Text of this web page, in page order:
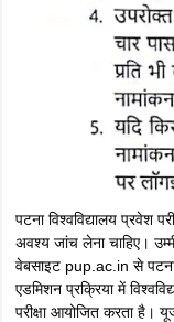
पटना विश्वविद्यालय प्रवेश
अवश्य जांच लेना चाहिए।
वेबसाइट pup.ac.in से
एडमिशन प्रक्रिया में
परीक्षा आयोजित करता है।